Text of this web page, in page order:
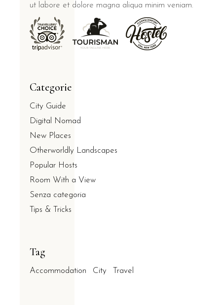
ut labore et dolore magna aliqua minim veniam.
Categorie
City Guide
Digital Nomad
New Places
Otherworldly Landscapes
Popular Hosts
Room With a View
Senza categoria
Tips & Tricks
Tag
Accommodation City Travel